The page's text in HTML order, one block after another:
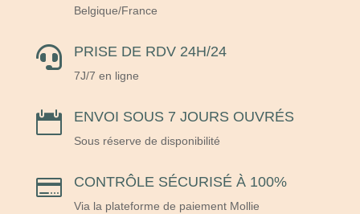
Belgique/France
 PRISE DE RDV 24H/24
7J/7 en ligne
 ENVOI SOUS 7 JOURS OUVRÉS
Sous réserve de disponibilité
 CONTRÔLE SÉCURISÉ À 100%
Via la plateforme de paiement Mollie